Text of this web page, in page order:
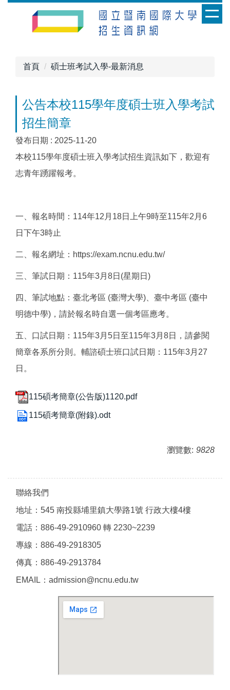
首頁 碩士班考試入學-最新消息
公告本校115學年度碩士班入學考試
招生簡章
發布日期 : 2025-11-20
本校115學年度碩士班入學考試招生資訊如下，歡迎有
志青年踴躍報考。
一、報名時間：114年12月18日上午9時至115年2月6
日下午3時止
二、報名網址：https://exam.ncnu.edu.tw/
三、筆試日期：115年3月8日(星期日)
四、筆試地點：臺北考區 (臺灣大學)、臺中考區 (臺中
明德中學)，請於報名時自選一個考區應考。
五、口試日期：115年3月5日至115年3月8日，請參閱
簡章各系所分則。輔諮碩士班口試日期：115年3月27
日。
115碩考簡章(公告版)1120.pdf
115碩考簡章(附錄).odt
瀏覽數: 9828
聯絡我們
地址：545 南投縣埔里鎮大學路1號 行政大樓4樓
電話：886-49-2910960 轉 2230~2239
專線：886-49-2918305
傳真：886-49-2913784
EMAIL：admission@ncnu.edu.tw